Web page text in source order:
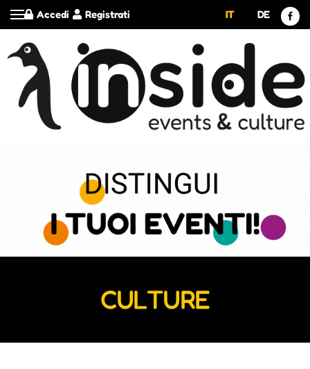
Registrati
Accedi IT DE
CULTURE